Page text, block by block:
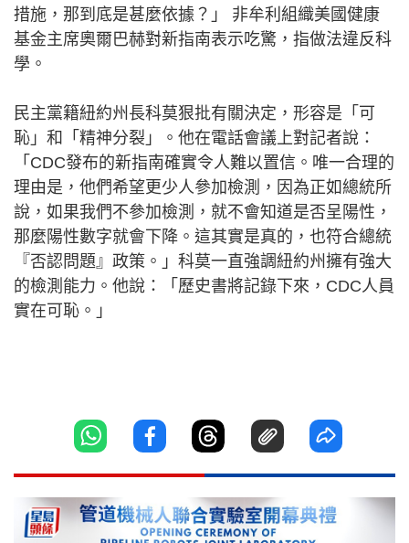
措施，那到底是甚麼依據？」 非牟利組織美國健康
基金主席奧爾巴赫對新指南表示吃驚，指做法違反科
學。
民主黨籍紐約州長科莫狠批有關決定，形容是「可
恥」和「精神分裂」。他在電話會議上對記者說：
「CDC發布的新指南確實令人難以置信。唯一合理的
理由是，他們希望更少人參加檢測，因為正如總統所
說，如果我們不參加檢測，就不會知道是否呈陽性，
那麼陽性數字就會下降。這其實是真的，也符合總統
『否認問題』政策。」科莫一直強調紐約州擁有強大
的檢測能力。他說：「歷史書將記錄下來，CDC人員
實在可恥。」